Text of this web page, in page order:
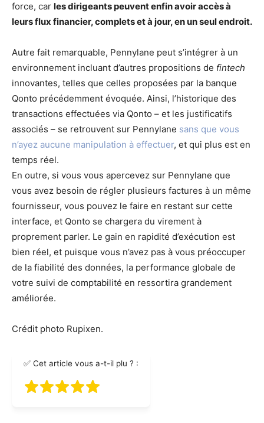
force, car les dirigeants peuvent enfin avoir accès à
leurs flux financier, complets et à jour, en un seul endroit.
Autre fait remarquable, Pennylane peut s’intégrer à un
environnement incluant d’autres propositions de fintech
innovantes, telles que celles proposées par la banque
Qonto précédemment évoquée. Ainsi, l’historique des
transactions effectuées via Qonto – et les justificatifs
associés – se retrouvent sur Pennylane sans que vous
n’ayez aucune manipulation à effectuer, et qui plus est en
temps réel.
En outre, si vous vous apercevez sur Pennylane que
vous avez besoin de régler plusieurs factures à un même
fournisseur, vous pouvez le faire en restant sur cette
interface, et Qonto se chargera du virement à
proprement parler. Le gain en rapidité d’exécution est
bien réel, et puisque vous n’avez pas à vous préoccuper
de la fiabilité des données, la performance globale de
votre suivi de comptabilité en ressortira grandement
améliorée.
Crédit photo Rupixen.
✅ Cet article vous a-t-il plu ? :